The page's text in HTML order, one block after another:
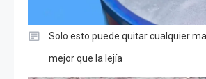
Solo esto puede quitar cualquier
mejor que la lejía